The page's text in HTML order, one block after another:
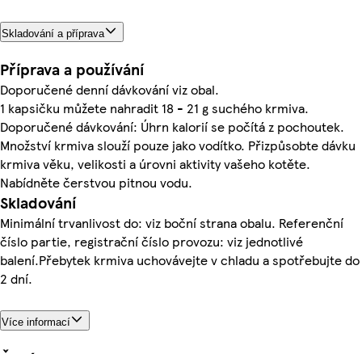
Skladování a příprava
Příprava a používání
Doporučené denní dávkování viz obal.
1 kapsičku můžete nahradit 18 - 21 g suchého krmiva.
Doporučené dávkování: Úhrn kalorií se počítá z pochoutek.
Množství krmiva slouží pouze jako vodítko. Přizpůsobte dávku
krmiva věku, velikosti a úrovni aktivity vašeho kotěte.
Nabídněte čerstvou pitnou vodu.
Skladování
Minimální trvanlivost do: viz boční strana obalu. Referenční
číslo partie, registrační číslo provozu: viz jednotlivé
balení.Přebytek krmiva uchovávejte v chladu a spotřebujte do
2 dní.
Více informací